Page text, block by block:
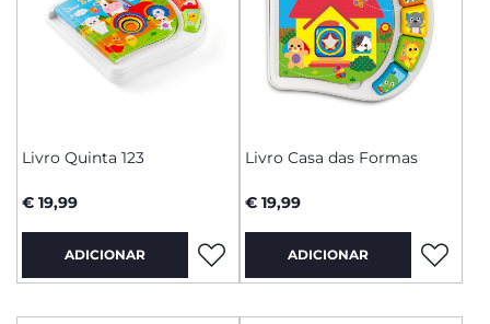
Livro Quinta 123
€ 19,99
ADICIONAR
Livro Casa das Formas
€ 19,99
ADICIONAR